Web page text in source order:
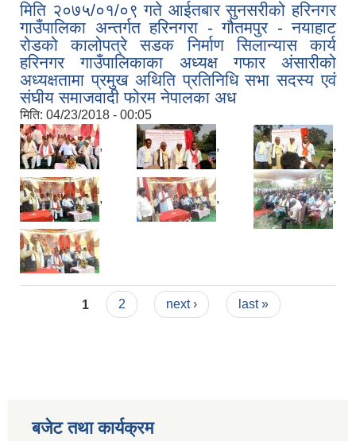
मिति २०७५/०१/०९ गते आईतबार सुनसरीको हरिनगर
गाउँपालिका अन्तर्गत हरिनगरा - गौतमपुर - नयाहाट
रोडको कालोपत्रे सडक निर्माण सिलान्यास कार्य
हरिनगर गाउँपालिकाका अध्यक्ष गफार अंसारीको
अध्यक्षतामा प्रमुख अथिति प्रतिनिधि सभा सदस्य एवं
संघीय समाजवादी फोरम नेपालका अध
मिति: 04/23/2018 - 00:05
, , ,
, , ,
Pages
1 2 next › last »
बजेट तथा कार्यक्रम